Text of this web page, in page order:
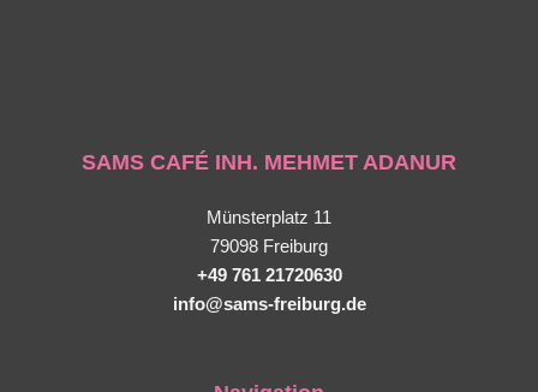
SAMS CAFÉ INH. MEHMET ADANUR
Münsterplatz 11
79098 Freiburg
+49 761 21720630
info@sams-freiburg.de